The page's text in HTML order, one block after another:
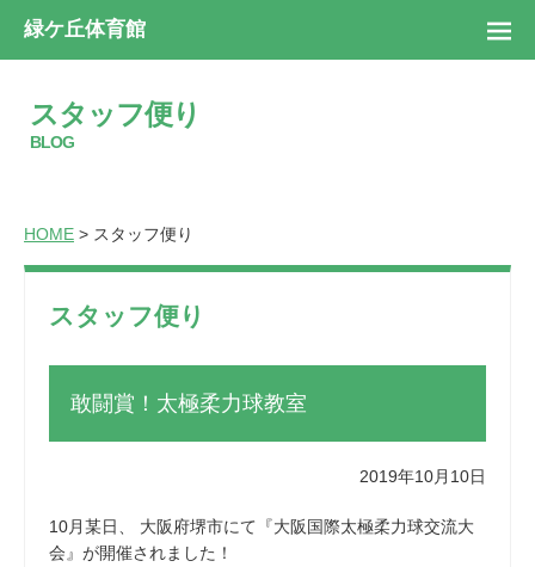
緑ケ丘体育館
スタッフ便り
BLOG
HOME > スタッフ便り
スタッフ便り
敢闘賞！太極柔力球教室
2019年10月10日
10月某日、 大阪府堺市にて『大阪国際太極柔力球交流大
会』が開催されました！